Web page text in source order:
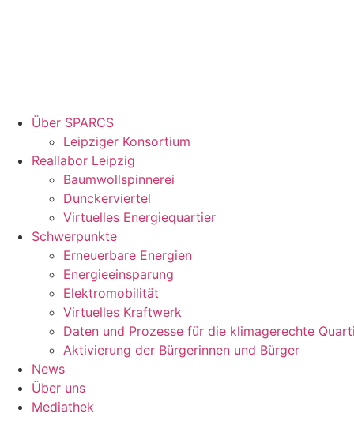
Über SPARCS
Leipziger Konsortium
Reallabor Leipzig
Baumwollspinnerei
Dunckerviertel
Virtuelles Energiequartier
Schwerpunkte
Erneuerbare Energien
Energieeinsparung
Elektromobilität
Virtuelles Kraftwerk
Daten und Prozesse für die klimagerechte
Aktivierung der Bürgerinnen und Bürger
News
Über uns
Mediathek